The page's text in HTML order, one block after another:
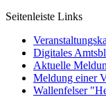
Seitenleiste Links
Digitales
Aktuelle
Meldung einer
Wallenfelser